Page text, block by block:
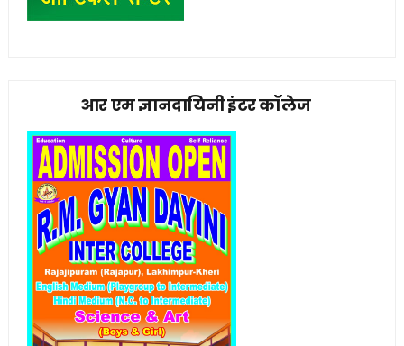
आर एम ज्ञानदायिनी इंटर कॉलेज